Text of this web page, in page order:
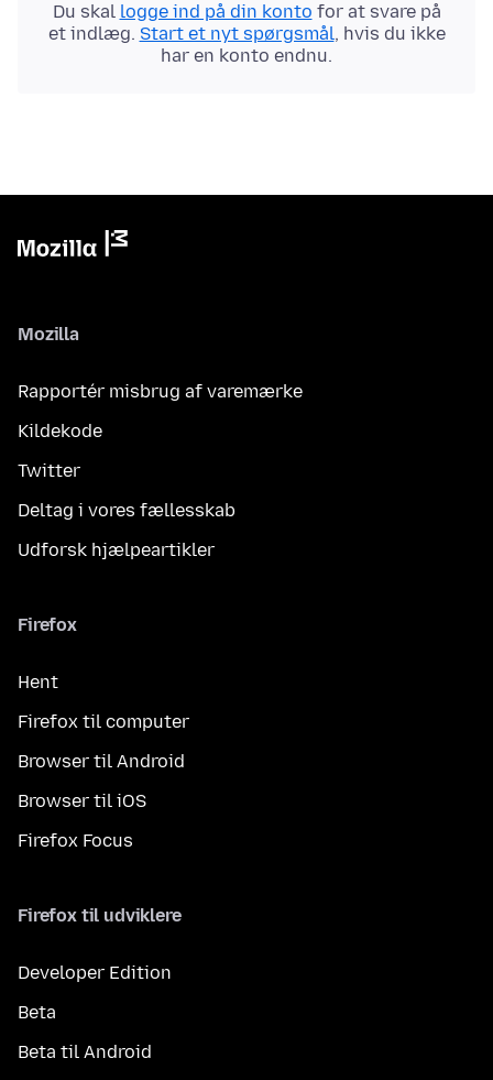
Du skal logge ind på din konto for at svare på
et indlæg. Start et nyt spørgsmål, hvis du ikke
har en konto endnu.
Mozilla
Rapportér misbrug af varemærke
Kildekode
Twitter
Deltag i vores fællesskab
Udforsk hjælpeartikler
Firefox
Hent
Firefox til computer
Browser til Android
Browser til iOS
Firefox Focus
Firefox til udviklere
Developer Edition
Beta
Beta til Android